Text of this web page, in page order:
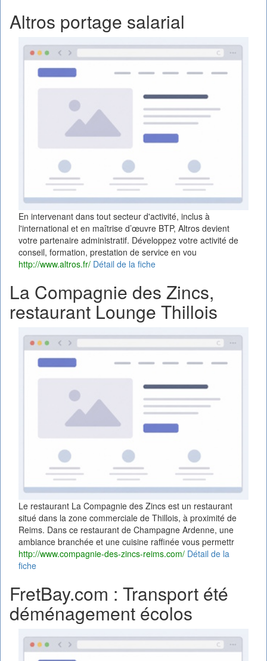
Altros portage salarial
En intervenant dans tout secteur d'activité, inclus à
l'international et en maîtrise d’œuvre BTP, Altros devient
votre partenaire administratif. Développez votre activité de
conseil, formation, prestation de service en vou
http://www.altros.fr/ Détail de la fiche
La Compagnie des Zincs,
restaurant Lounge Thillois
Le restaurant La Compagnie des Zincs est un restaurant
situé dans la zone commerciale de Thillois, à proximité de
Reims. Dans ce restaurant de Champagne Ardenne, une
ambiance branchée et une cuisine raffinée vous permettr
http://www.compagnie-des-zincs-reims.com/ Détail de la
fiche
FretBay.com : Transport été
déménagement écolos